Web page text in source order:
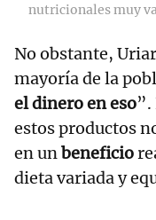
nutricionales muy
No obstante,
mayoría de la
el dinero en eso
estos productos
en unbeneficio
dieta variada y